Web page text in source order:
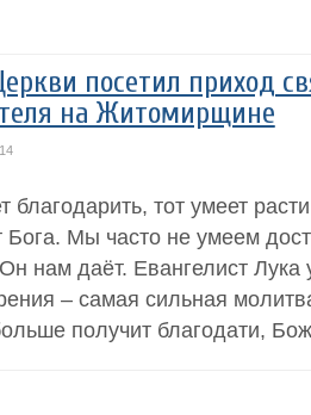
посетил приход
на Житомирщине
благодарить, тот умеет
Бога. Мы часто не умеем
нам даёт. Евангелист Лука
– самая сильная
получит благодати,